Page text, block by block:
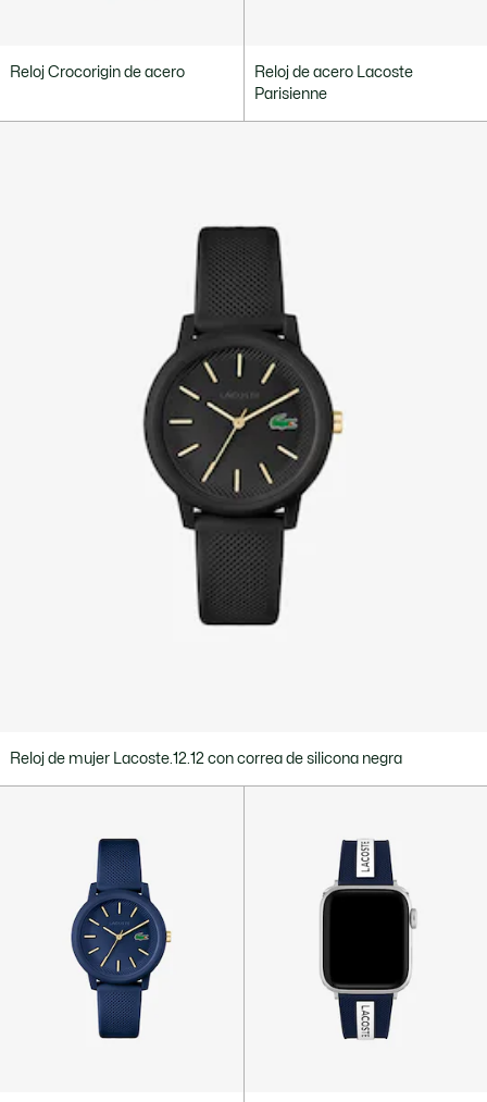
Reloj Crocorigin de acero
Reloj de acero Lacoste
Parisienne
Reloj de mujer Lacoste.12.12 con correa de silicona negra